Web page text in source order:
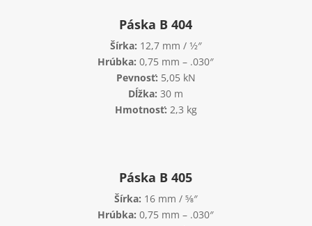
Páska B 404
Šírka: 12,7 mm / 1⁄2″
Hrúbka: 0,75 mm – .030″
Pevnosť: 5,05 kN
Dĺžka: 30 m
Hmotnosť: 2,3 kg
Páska B 405
Šírka: 16 mm / 5⁄8″
Hrúbka: 0,75 mm – .030″